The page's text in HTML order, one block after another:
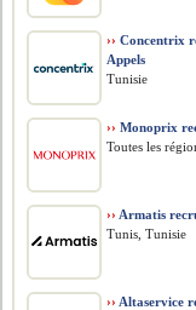
›› Concentrix
Appels
Tunisie
›› Monoprix
Toutes les
›› Armatis
Tunis, Tunisie
›› Altaservice